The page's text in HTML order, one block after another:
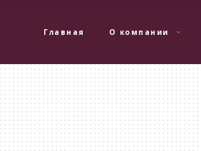
Главная О компании